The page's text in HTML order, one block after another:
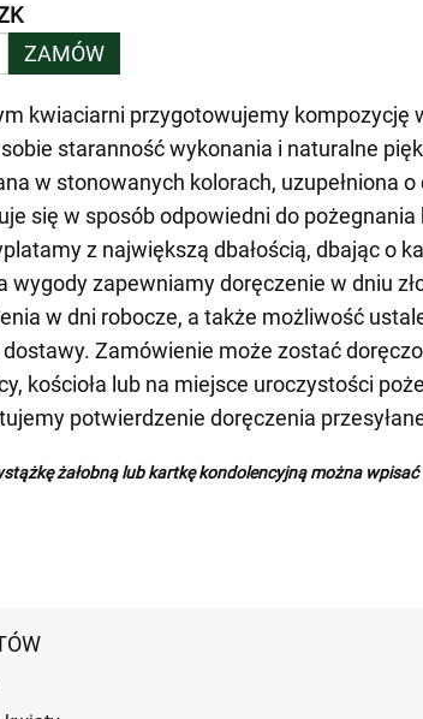
ZAMÓW
kwiaciarni przygotowujemy kompozycję
sobie staranność wykonania i naturalne
w stonowanych kolorach, uzupełniona
się w sposób odpowiedni do pożegnania
z największą dbałością, dbając o
wygody zapewniamy doręczenie w dniu
w dni robocze, a także możliwość
Zamówienie może zostać
kościoła lub na miejsce uroczystości
potwierdzenie doręczenia
żałobną lub kartkę kondolencyjną można